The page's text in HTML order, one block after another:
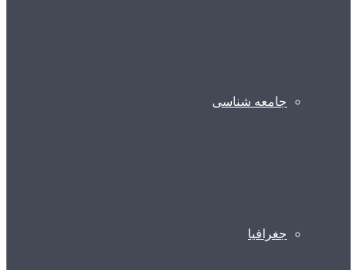
جامعه شناسی
جغرافیا